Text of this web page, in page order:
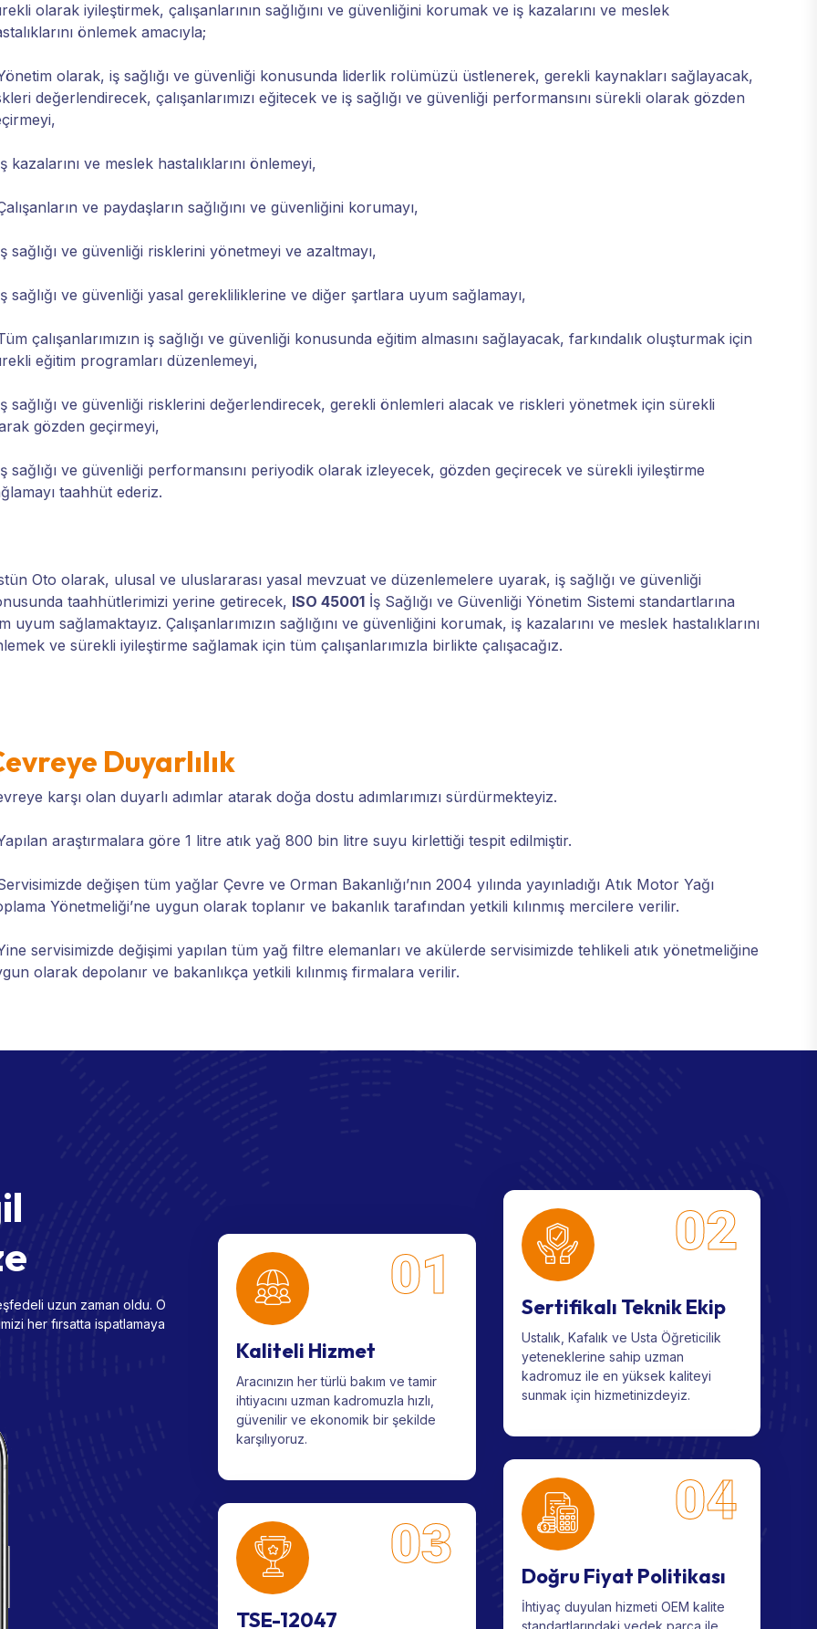
olarak iyileştirmek, çalışanlarının sağlığını ve güvenliğini korumak ve iş kazalarını ve meslek
önlemek amacıyla;
olarak, iş sağlığı ve güvenliği konusunda liderlik rolümüzü üstlenerek, gerekli kaynakları sağlayacak,
değerlendirecek, çalışanlarımızı eğitecek ve iş sağlığı ve güvenliği performansını sürekli olarak gözden
kazalarını ve meslek hastalıklarını önlemeyi,
ve paydaşların sağlığını ve güvenliğini korumayı,
sağlığı ve güvenliği risklerini yönetmeyi ve azaltmayı,
sağlığı ve güvenliği yasal gerekliliklerine ve diğer şartlara uyum sağlamayı,
çalışanlarımızın iş sağlığı ve güvenliği konusunda eğitim almasını sağlayacak, farkındalık oluşturmak için
eğitim programları düzenlemeyi,
sağlığı ve güvenliği risklerini değerlendirecek, gerekli önlemleri alacak ve riskleri yönetmek için sürekli
gözden geçirmeyi,
sağlığı ve güvenliği performansını periyodik olarak izleyecek, gözden geçirecek ve sürekli iyileştirme
taahhüt ederiz.
Oto olarak, ulusal ve uluslararası yasal mevzuat ve düzenlemelere uyarak, iş sağlığı ve güvenliği
taahhütlerimizi yerine getirecek, ISO 45001 İş Sağlığı ve Güvenliği Yönetim Sistemi standartlarına
uyum sağlamaktayız. Çalışanlarımızın sağlığını ve güvenliğini korumak, iş kazalarını ve meslek hastalıklarını
ve sürekli iyileştirme sağlamak için tüm çalışanlarımızla birlikte çalışacağız.
Duyarlılık
karşı olan duyarlı adımlar atarak doğa dostu adımlarımızı sürdürmekteyiz.
araştırmalara göre 1 litre atık yağ 800 bin litre suyu kirlettiği tespit edilmiştir.
değişen tüm yağlar Çevre ve Orman Bakanlığı’nın 2004 yılında yayınladığı Atık Motor Yağı
Yönetmeliği’ne uygun olarak toplanır ve bakanlık tarafından yetkili kılınmış mercilere verilir.
servisimizde değişimi yapılan tüm yağ filtre elemanları ve akülerde servisimizde tehlikeli atık yönetmeliğine
olarak depolanır ve bakanlıkça yetkili kılınmış firmalara verilir.
uzun zaman oldu. O
her fırsatta ispatlamaya
01
Kaliteli Hizmet
Aracınızın her türlü bakım ve tamir
ihtiyacını uzman kadromuzla hızlı,
güvenilir ve ekonomik bir şekilde
karşılıyoruz.
03
TSE-12047
02
Sertifikalı Teknik Ekip
Ustalık, Kafalık ve Usta Öğreticilik
yeteneklerine sahip uzman
kadromuz ile en yüksek kaliteyi
sunmak için hizmetinizdeyiz.
04
Doğru Fiyat Politikası
İhtiyaç duyulan hizmeti OEM kalite
standartlarındaki yedek parça ile